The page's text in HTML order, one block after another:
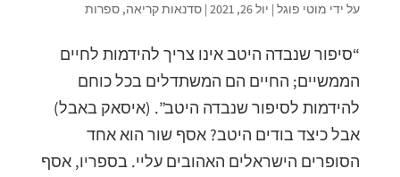
על ידי מוטי פוגל| יול 26, 2021 | סדנאות קריאה, ספרות
“סיפור שנבדה היטב אינו צריך להידמות לחיים
הממשיים; החיים הם המשתדלים בכל כוחם
להידמות לסיפור שנבדה היטב”. (איסאק באבל)
אבל כיצד בודים היטב? אסף שור הוא אחד
הסופרים הישראלים האהובים עליי. בספריו, אסף